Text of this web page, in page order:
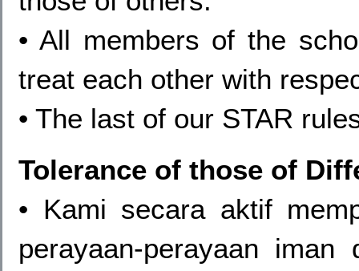
• All members of the
treat each other with
• The last of our STAR
Tolerance of those of
• Kami secara aktif
perayaan-perayaan iman